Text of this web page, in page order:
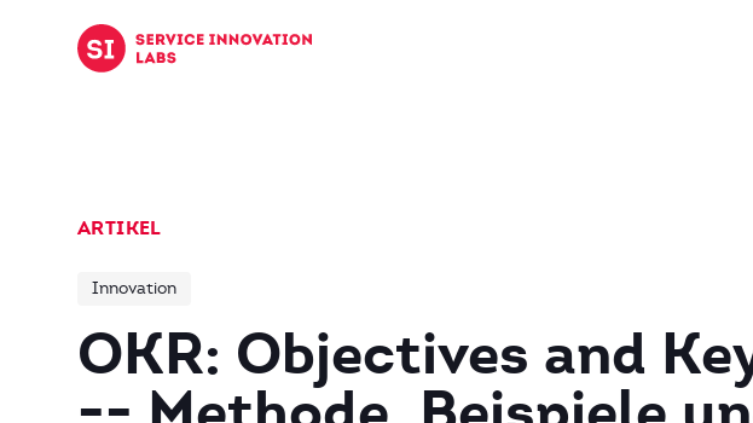
Zum Inhalt springen
ARTIKEL
Innovation
OKR: Objectives and